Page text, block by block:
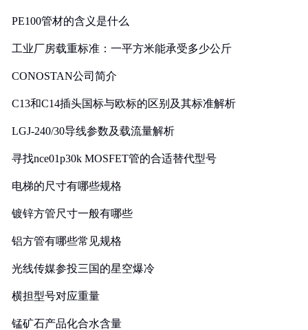
PE100管材的含义是什么
工业厂房载重标准：一平方米能承受多少公斤
CONOSTAN公司简介
C13和C14插头国标与欧标的区别及其标准解析
LGJ-240/30导线参数及载流量解析
寻找nce01p30k MOSFET管的合适替代型号
电梯的尺寸有哪些规格
镀锌方管尺寸一般有哪些
铝方管有哪些常见规格
光线传媒参投三国的星空爆冷
横担型号对应重量
锰矿石产品化合水含量